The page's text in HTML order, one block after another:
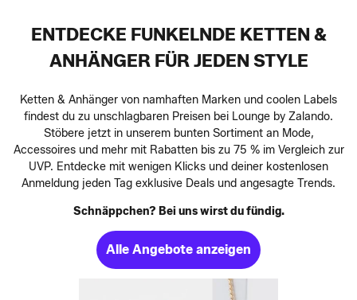
ENTDECKE FUNKELNDE KETTEN &
ANHÄNGER FÜR JEDEN STYLE
Ketten & Anhänger von namhaften Marken und coolen Labels
findest du zu unschlagbaren Preisen bei Lounge by Zalando.
Stöbere jetzt in unserem bunten Sortiment an Mode,
Accessoires und mehr mit Rabatten bis zu 75 % im Vergleich zur
UVP. Entdecke mit wenigen Klicks und deiner kostenlosen
Anmeldung jeden Tag exklusive Deals und angesagte Trends.
Schnäppchen? Bei uns wirst du fündig.
Alle Angebote anzeigen